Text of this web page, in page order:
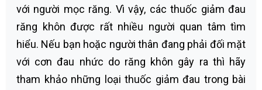
với người mọc răng. Vì vậy, các thuốc giảm đau
răng khôn được rất nhiều người quan tâm tìm
hiểu. Nếu bạn hoặc người thân đang phải đối mặt
với cơn đau nhức do răng khôn gây ra thì hãy
tham khảo những loại thuốc giảm đau trong bài